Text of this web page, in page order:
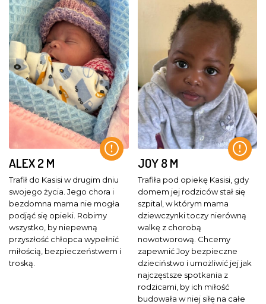
ALEX2 M
Trafił do Kasisi w drugim dniu
swojego życia. Jego chora i
bezdomna mama nie mogła
podjąć się opieki. Robimy
wszystko, by niepewną
przyszłość chłopca wypełnić
miłością, bezpieczeństwem i
troską.
JOY8 M
Trafiła pod opiekę Kasisi, gdy
domem jej rodziców stał się
szpital, w którym mama
dziewczynki toczy nierówną
walkę z chorobą
nowotworową. Chcemy
zapewnić Joy bezpieczne
dzieciństwo i umożliwić jej jak
najczęstsze spotkania z
rodzicami, by ich miłość
budowała w niej siłę na całe